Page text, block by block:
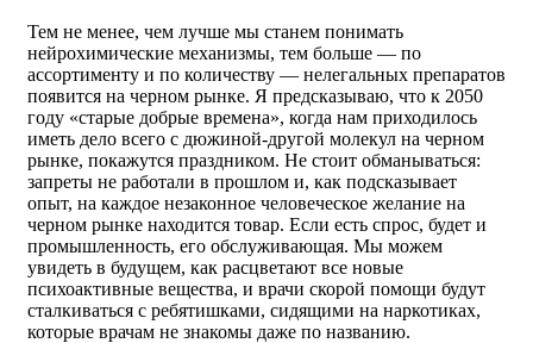
Тем не менее, чем лучше мы станем понимать
нейрохимические механизмы, тем больше — по
ассортименту и по количеству — нелегальных препаратов
появится на черном рынке. Я предсказываю, что к 2050
году «старые добрые времена», когда нам приходилось
иметь дело всего с дюжиной-другой молекул на черном
рынке, покажутся праздником. Не стоит обманываться:
запреты не работали в прошлом и, как подсказывает
опыт, на каждое незаконное человеческое желание на
черном рынке находится товар. Если есть спрос, будет и
промышленность, его обслуживающая. Мы можем
увидеть в будущем, как расцветают все новые
психоактивные вещества, и врачи скорой помощи будут
сталкиваться с ребятишками, сидящими на наркотиках,
которые врачам не знакомы даже по названию.